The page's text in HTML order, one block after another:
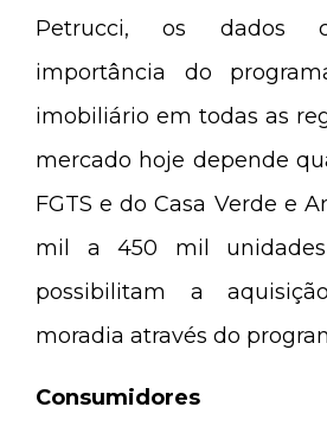
Petrucci, os dados
importância do
imobiliário em todas as
mercado hoje depende
FGTS e do Casa Verde e
mil a 450 mil
possibilitam a
moradia através do
Consumidores